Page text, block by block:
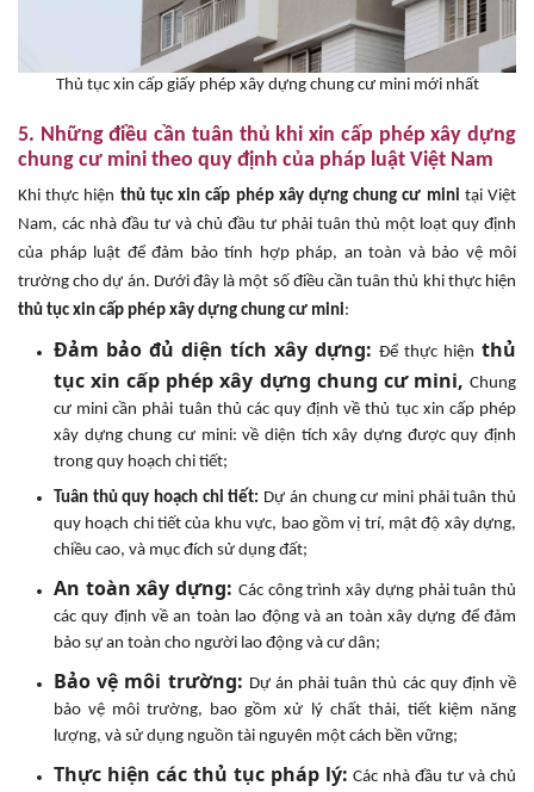
Thủ tục xin cấp giấy phép xây dựng chung cư mini mới nhất
5. Những điều cần tuân thủ khi xin cấp phép xây dựng
chung cư mini theo quy định của pháp luật Việt Nam
Khi thực hiện thủ tục xin cấp phép xây dựng chung cư mini tại Việt
Nam, các nhà đầu tư và chủ đầu tư phải tuân thủ một loạt quy định
của pháp luật để đảm bảo tính hợp pháp, an toàn và bảo vệ môi
trường cho dự án. Dưới đây là một số điều cần tuân thủ khi thực hiện
thủ tục xin cấp phép xây dựng chung cư mini:
Đảm bảo đủ diện tích xây dựng: Để thực hiện thủ
tục xin cấp phép xây dựng chung cư mini, Chung
cư mini cần phải tuân thủ các quy định về thủ tục xin cấp phép
xây dựng chung cư mini: về diện tích xây dựng được quy định
trong quy hoạch chi tiết;
Tuân thủ quy hoạch chi tiết: Dự án chung cư mini phải tuân thủ
quy hoạch chi tiết của khu vực, bao gồm vị trí, mật độ xây dựng,
chiều cao, và mục đích sử dụng đất;
An toàn xây dựng: Các công trình xây dựng phải tuân thủ
các quy định về an toàn lao động và an toàn xây dựng để đảm
bảo sự an toàn cho người lao động và cư dân;
Bảo vệ môi trường: Dự án phải tuân thủ các quy định về
bảo vệ môi trường, bao gồm xử lý chất thải, tiết kiệm năng
lượng, và sử dụng nguồn tài nguyên một cách bền vững;
Thực hiện các thủ tục pháp lý:Các nhà đầu tư và chủ